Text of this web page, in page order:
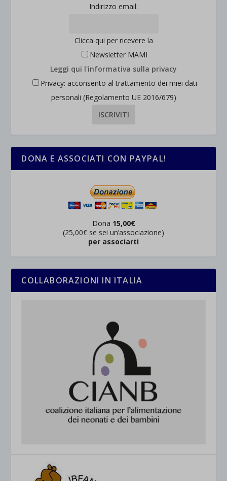
Indirizzo email:
Clicca qui per ricevere la
Newsletter MAMI
Leggi qui l'informativa sulla privacy
Privacy: acconsento al trattamento dei miei dati
personali (Regolamento UE 2016/679)
DONA E ASSOCIATI CON PAYPAL!
Dona 15,00€
(25,00€ se sei un’associazione)
per associarti
COLLABORAZIONI IN ITALIA